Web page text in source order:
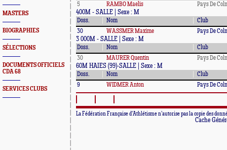
MASTERS
BIOGRAPHIES
SÉLECTIONS
DOCUMENTS OFFICIELS
CDA 68
SERVICES CLUBS
5
RAMBO Maelis Pays De
400M - SALLE | Sexe : M
Doss. Nom
Club
30
WASSMER Maxime Pays De
3 000M - SALLE | Sexe : M
Doss. Nom
Club
30
MAURER Quentin Pays De
60M HAIES (99)-SALLE | Sexe : M
Doss. Nom
Club
9
WIDMER Anton Pays De
La Fédération Française d'Athlétisme n’autorise pas la copie des
Cache